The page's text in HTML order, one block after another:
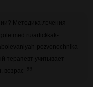
Методика лечения
articl/kak-
pozvonochnika-
терапевт учитывает
возрас